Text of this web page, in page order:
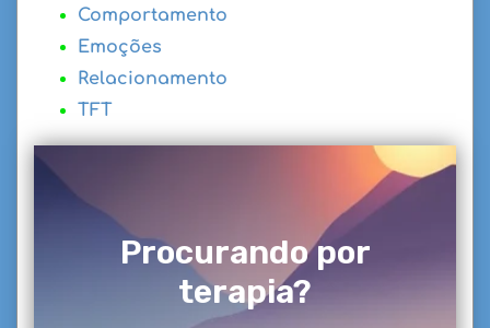
Comportamento
Emoções
Relacionamento
TFT
Procurando por
terapia?